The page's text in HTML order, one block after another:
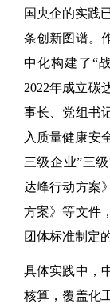
国央企的实践
条创新图谱。
中化构建了“
2022年成立碳
事长、党组书
入质量健康安
三级企业”三
达峰行动方案
方案》等文件
团体标准制定
具体实践中，
核算，覆盖化